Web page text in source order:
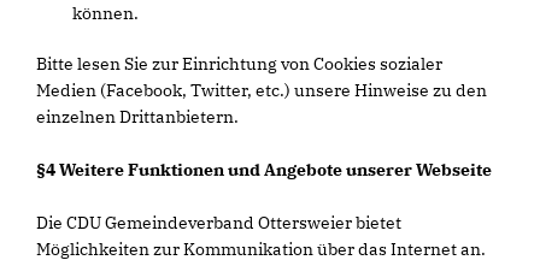
können.
Bitte lesen Sie zur Einrichtung von Cookies sozialer
Medien (Facebook, Twitter, etc.) unsere Hinweise zu den
einzelnen Drittanbietern.
§4 Weitere Funktionen und Angebote unserer Webseite
Die CDU Gemeindeverband Ottersweier bietet
Möglichkeiten zur Kommunikation über das Internet an.